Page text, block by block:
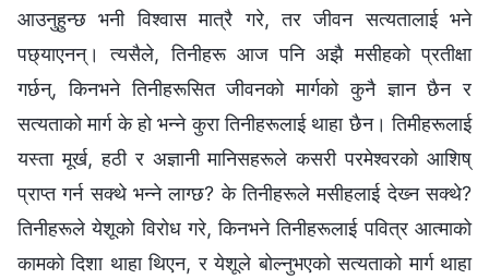
आउनुहुन्छ भनी विश्‍वास मात्रै गरे, तर जीवन सत्यतालाई भने
पछ्याएनन्। त्यसैले, तिनीहरू आज पनि अझै मसीहको प्रतीक्षा
गर्छन्, किनभने तिनीहरूसित जीवनको मार्गको कुनै ज्ञान छैन र
सत्यताको मार्ग के हो भन्‍ने कुरा तिनीहरूलाई थाहा छैन। तिमीहरूलाई
यस्ता मूर्ख, हठी र अज्ञानी मानिसहरूले कसरी परमेश्‍वरको आशिष्‌
प्राप्‍त गर्न सक्थे भन्ने लाग्छ? के तिनीहरूले मसीहलाई देख्‍न सक्थे?
तिनीहरूले येशूको विरोध गरे, किनभने तिनीहरूलाई पवित्र आत्माको
कामको दिशा थाहा थिएन, र येशूले बोल्नुभएको सत्यताको मार्ग थाहा